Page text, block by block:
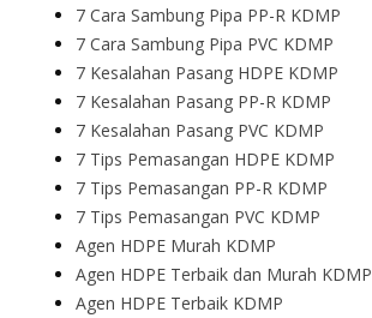
7 Cara Sambung Pipa PP-R KDMP
7 Cara Sambung Pipa PVC KDMP
7 Kesalahan Pasang HDPE KDMP
7 Kesalahan Pasang PP-R KDMP
7 Kesalahan Pasang PVC KDMP
7 Tips Pemasangan HDPE KDMP
7 Tips Pemasangan PP-R KDMP
7 Tips Pemasangan PVC KDMP
Agen HDPE Murah KDMP
Agen HDPE Terbaik dan Murah KDMP
Agen HDPE Terbaik KDMP